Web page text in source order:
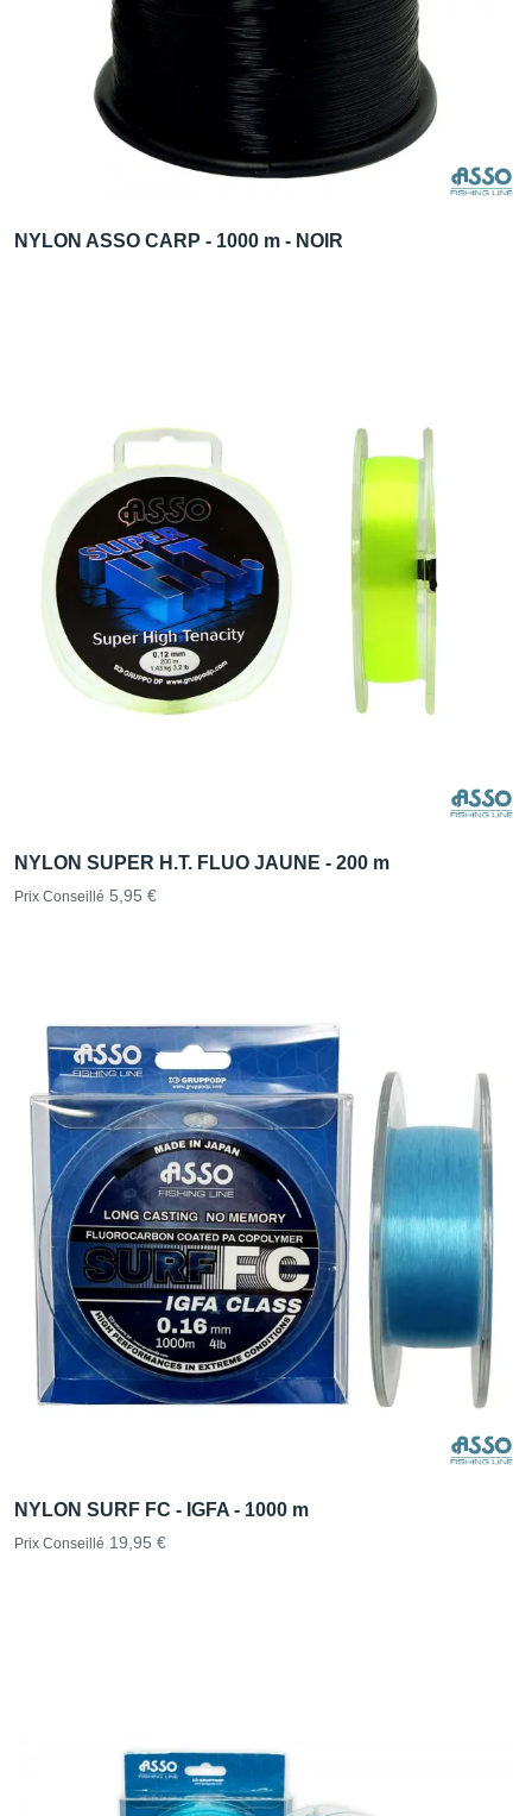
NYLON ASSO CARP - 1000 m - NOIR
NYLON SUPER H.T. FLUO JAUNE - 200 m
Prix Conseillé 5,95 €
NYLON SURF FC - IGFA - 1000 m
Prix Conseillé 19,95 €